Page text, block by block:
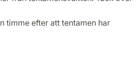
timme efter att tentamen har